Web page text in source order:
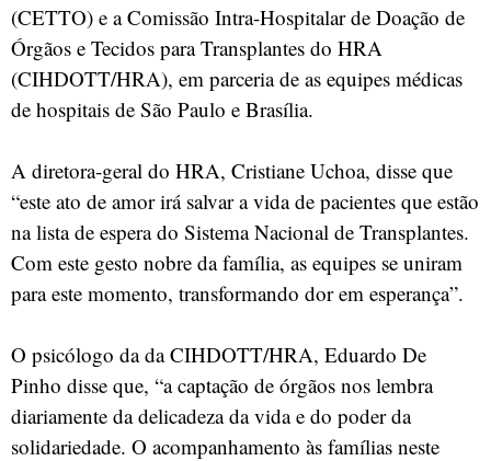
(CETTO) e a Comissão Intra-Hospitalar de Doação de
Órgãos e Tecidos para Transplantes do HRA
(CIHDOTT/HRA), em parceria de as equipes médicas
de hospitais de São Paulo e Brasília.
A diretora-geral do HRA, Cristiane Uchoa, disse que
“este ato de amor irá salvar a vida de pacientes que estão
na lista de espera do Sistema Nacional de Transplantes.
Com este gesto nobre da família, as equipes se uniram
para este momento, transformando dor em esperança”.
O psicólogo da da CIHDOTT/HRA, Eduardo De
Pinho disse que, “a captação de órgãos nos lembra
diariamente da delicadeza da vida e do poder da
solidariedade. O acompanhamento às famílias neste